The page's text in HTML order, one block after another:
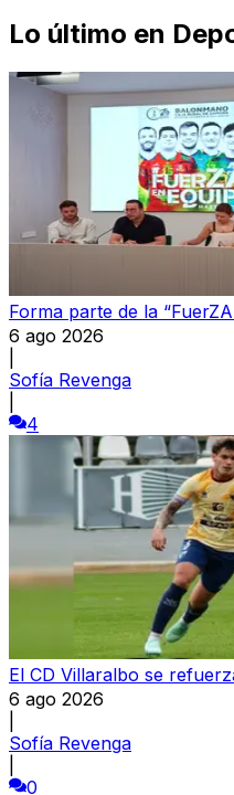
Lo último en
Forma parte de la
6 ago 2026
Sofía Revenga
4
El CD Villaralbo se
6 ago 2026
Sofía Revenga
0